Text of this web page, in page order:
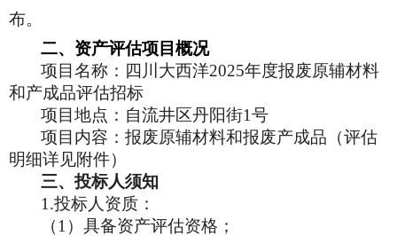
布。
二、资产评估项目概况
项目名称： 四川大西洋2025年度报废原辅材料
和产成品评估招标
项目地点：自流井区丹阳街1号
项目内容：报废原辅材料和报废产成品（评估
明细详见附件）
三、投标人须知
1.投标人资质：
（1）具备资产评估资格；